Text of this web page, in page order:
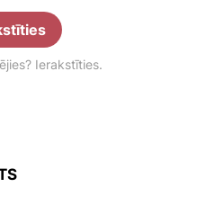
Ierakstīties.